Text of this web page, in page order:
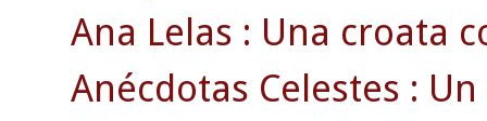
Ana Lelas : Una croata
Anécdotas Celestes :